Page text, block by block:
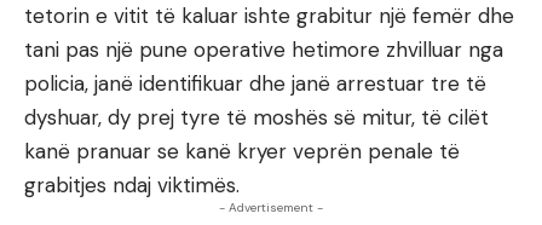
tetorin e vitit të kaluar ishte grabitur një femër dhe
tani pas një pune operative hetimore zhvilluar nga
policia, janë identifikuar dhe janë arrestuar tre të
dyshuar, dy prej tyre të moshës së mitur, të cilët
kanë pranuar se kanë kryer veprën penale të
grabitjes ndaj viktimës.
- Advertisement -